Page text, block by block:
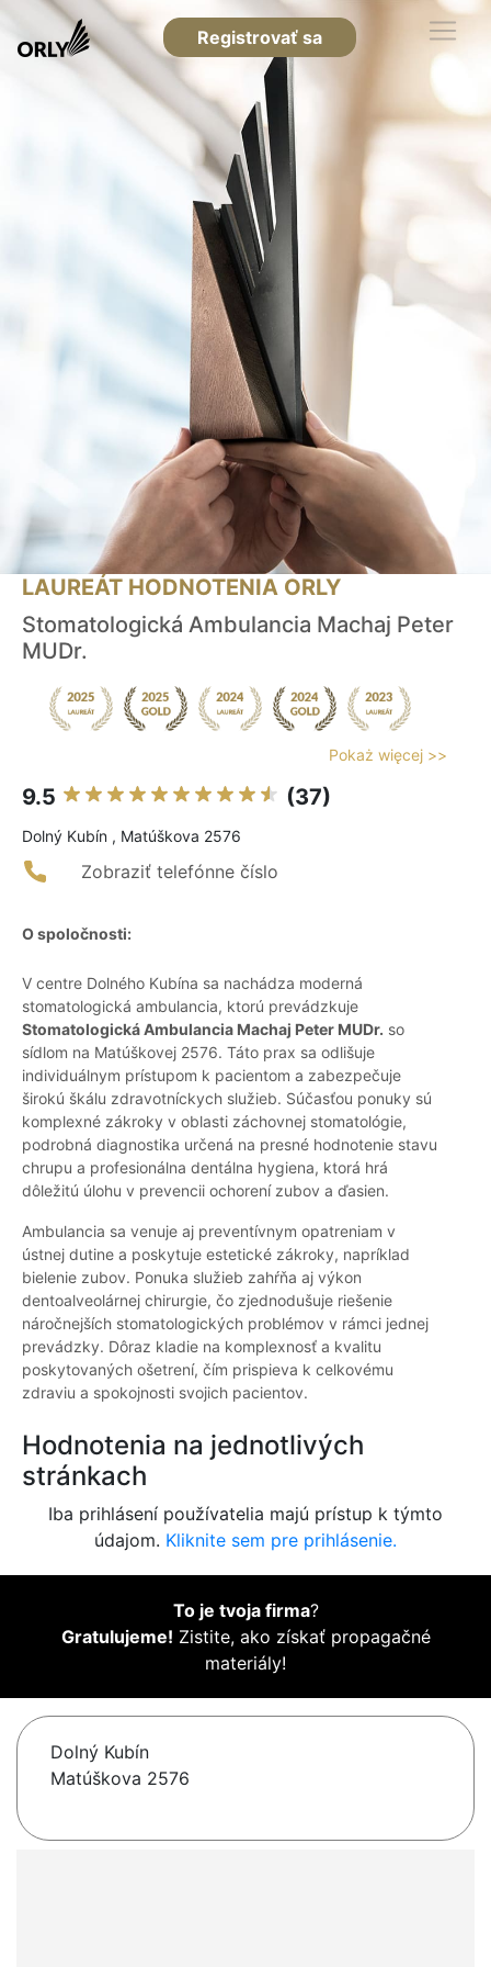
Registrovať sa
LAUREÁT HODNOTENIA ORLY
Stomatologická Ambulancia Machaj Peter
MUDr.
Pokaż więcej >>
9.5 (37)
Dolný Kubín , Matúškova 2576
Zobraziť telefónne číslo
O spoločnosti:
V centre Dolného Kubína sa nachádza moderná
stomatologická ambulancia, ktorú prevádzkuje
Stomatologická Ambulancia Machaj Peter MUDr. so
sídlom na Matúškovej 2576. Táto prax sa odlišuje
individuálnym prístupom k pacientom a zabezpečuje
širokú škálu zdravotníckych služieb. Súčasťou ponuky sú
komplexné zákroky v oblasti záchovnej stomatológie,
podrobná diagnostika určená na presné hodnotenie stavu
chrupu a profesionálna dentálna hygiena, ktorá hrá
dôležitú úlohu v prevencii ochorení zubov a ďasien.
Ambulancia sa venuje aj preventívnym opatreniam v
ústnej dutine a poskytuje estetické zákroky, napríklad
bielenie zubov. Ponuka služieb zahŕňa aj výkon
dentoalveolárnej chirurgie, čo zjednodušuje riešenie
náročnejších stomatologických problémov v rámci jednej
prevádzky. Dôraz kladie na komplexnosť a kvalitu
poskytovaných ošetrení, čím prispieva k celkovému
zdraviu a spokojnosti svojich pacientov.
Hodnotenia na jednotlivých
stránkach
Iba prihlásení používatelia majú prístup k týmto
údajom. Kliknite sem pre prihlásenie.
To je tvoja firma?
Gratulujeme! Zistite, ako získať propagačné
materiály!
Dolný Kubín
Matúškova 2576